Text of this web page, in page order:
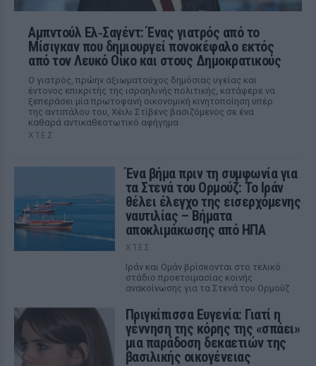
Αμπντούλ Ελ‑Σαγέντ: Ένας γιατρός από το
Μίσιγκαν που δημιουργεί πονοκέφαλο εκτός
από τον Λευκό Οίκο και στους Δημοκρατικούς
Ο γιατρός, πρώην αξιωματούχος δημόσιας υγείας και
έντονος επικριτής της ισραηλινής πολιτικής, κατάφερε να
ξεπεράσει μία πρωτοφανή οικονομική κινητοποίηση υπέρ
της αντιπάλου του, Χέιλι Στίβενς βασιζόμενος σε ένα
καθαρά αντικαθεστωτικό αφήγημα
ΧΤΕΣ
Ένα βήμα πριν τη συμφωνία για
τα Στενά του Ορμούζ: Το Ιράν
θέλει έλεγχο της εισερχόμενης
ναυτιλίας – Βήματα
αποκλιμάκωσης από ΗΠΑ
ΧΤΕΣ
Ιράν και Ομάν βρίσκονται στο τελικό
στάδιο προετοιμασίας κοινής
ανακοίνωσης για τα Στενά του Ορμούζ
Πριγκίπισσα Ευγενία: Γιατί η
γέννηση της κόρης της «σπάει»
μια παράδοση δεκαετιών της
βασιλικής οικογένειας